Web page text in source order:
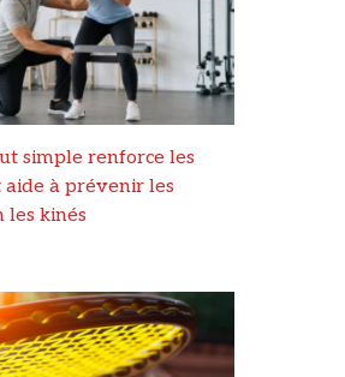
simple renforce les
à prévenir les
les kinés